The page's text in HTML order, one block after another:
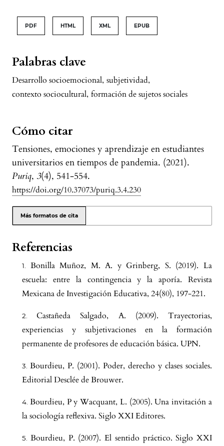
Palabras clave
Desarrollo socioemocional, subjetividad,
contexto sociocultural, formación de sujetos sociales
Cómo citar
Tensiones, emociones y aprendizaje en estudiantes
universitarios en tiempos de pandemia. (2021).
Puriq, 3(4), 541-554.
https://doi.org/10.37073/puriq.3.4.230
Más formatos de cita
PDF HTML XML EPUB
Referencias
Bonilla Muñoz, M. A. y Grinberg, S. (2019). La
escuela: entre la contingencia y la aporía. Revista
Mexicana de Investigación Educativa, 24(80), 197-221.
Castañeda Salgado, A. (2009). Trayectorias,
experiencias y subjetivaciones en la formación
permanente de profesores de educación básica. UPN.
Bourdieu, P. (2001). Poder, derecho y clases sociales.
Editorial Desclée de Brouwer.
Bourdieu, P y Wacquant, L. (2005). Una invitación a
la sociología reflexiva. Siglo XXI Editores.
Bourdieu, P. (2007). El sentido práctico. Siglo XXI